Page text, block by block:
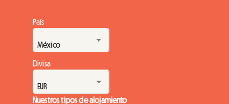
País
Divisa
Nuestros tipos de alojamiento